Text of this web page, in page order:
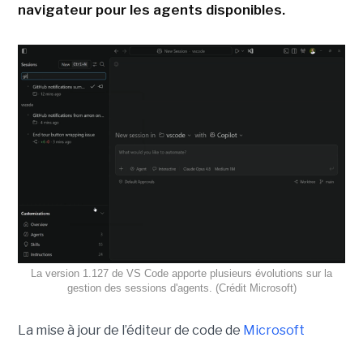
navigateur pour les agents disponibles.
La version 1.127 de VS Code apporte plusieurs évolutions sur la
gestion des sessions d'agents. (Crédit Microsoft)
La mise à jour de l’éditeur de code de Microsoft